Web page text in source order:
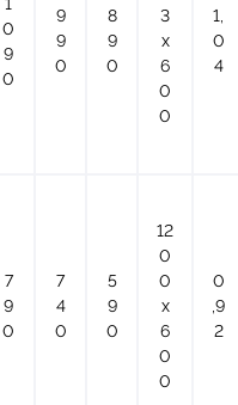
0
9
0
9
9
0
8
9
0
3
х
6
0
0
1,
0
4
7
9
0
7
4
0
5
9
0
12
0
0
х
6
0
0
0
,9
2